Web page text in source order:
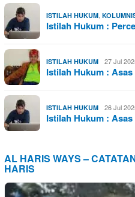
ISTILAH HUKUM,
Istilah Hukum :
ISTILAH HUKUM 27 Jul
Istilah Hukum :
ISTILAH HUKUM 26 Jul
Istilah Hukum :
AL HARIS WAYS –
HARIS